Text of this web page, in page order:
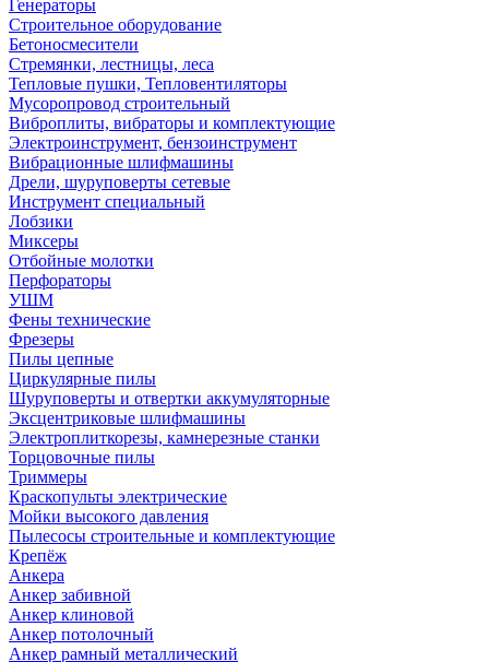
Генераторы
Строительное оборудование
Бетоносмесители
Стремянки, лестницы, леса
Тепловые пушки, Тепловентиляторы
Мусоропровод строительный
Виброплиты, вибраторы и комплектующие
Электроинструмент, бензоинструмент
Вибрационные шлифмашины
Дрели, шуруповерты сетевые
Инструмент специальный
Лобзики
Миксеры
Отбойные молотки
Перфораторы
УШМ
Фены технические
Фрезеры
Пилы цепные
Циркулярные пилы
Шуруповерты и отвертки аккумуляторные
Эксцентриковые шлифмашины
Электроплиткорезы, камнерезные станки
Торцовочные пилы
Триммеры
Краскопульты электрические
Мойки высокого давления
Пылесосы строительные и комплектующие
Крепёж
Анкера
Анкер забивной
Анкер клиновой
Анкер потолочный
Анкер рамный металлический